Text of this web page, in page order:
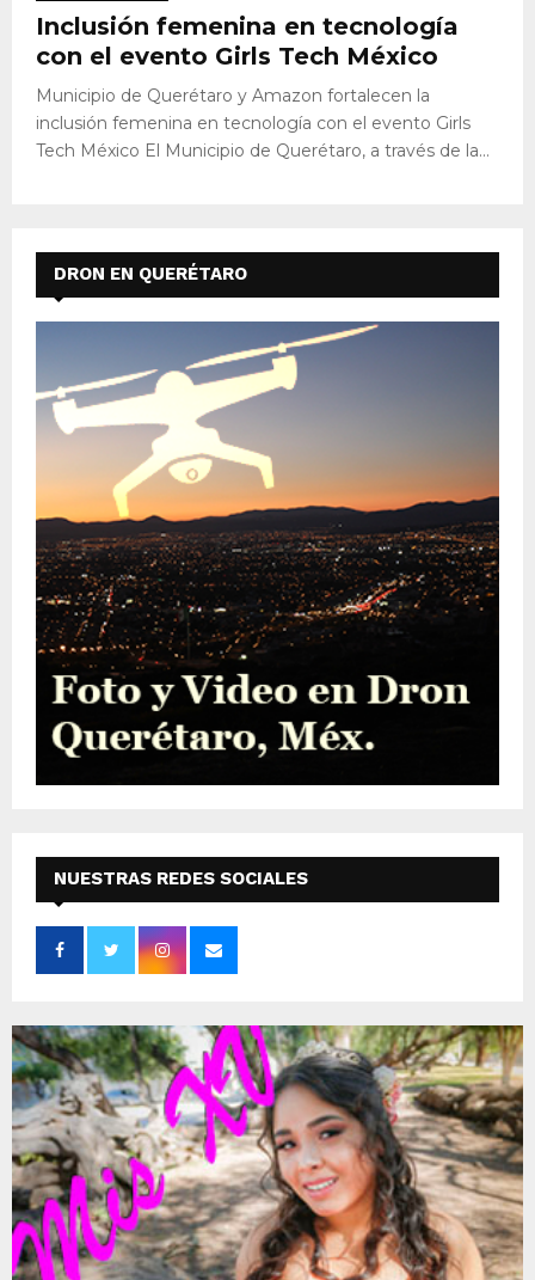
Inclusión femenina en tecnología
con el evento Girls Tech México
Municipio de Querétaro y Amazon fortalecen la
inclusión femenina en tecnología con el evento Girls
Tech México El Municipio de Querétaro, a través de la...
DRON EN QUERÉTARO
NUESTRAS REDES SOCIALES